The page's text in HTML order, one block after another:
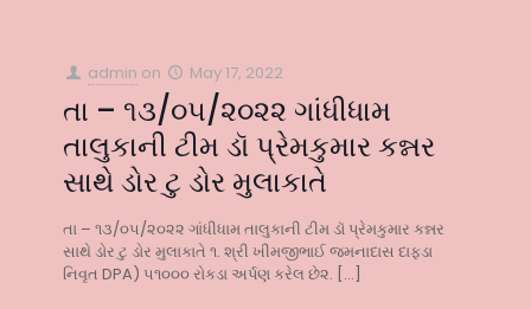
admin on May 17, 2022
તા – ૧૩/૦૫/૨૦૨૨ ગાંધીધામ
તાલુકાની ટીમ ડૉ પ્રેમકુમાર કન્નર
સાથે ડોર ટુ ડોર મુલાકાતે
તા – ૧૩/૦૫/૨૦૨૨ ગાંધીધામ તાલુકાની ટીમ ડૉ પ્રેમકુમાર કન્નર
સાથે ડોર ટુ ડોર મુલાકાતે ૧. શ્રી ખીમજીભાઈ જમનાદાસ દાફડા
નિવૃત DPA) ૫૧૦૦૦ રોકડા અર્પણ કરેલ છે૨. […]